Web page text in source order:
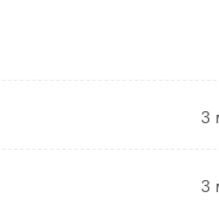
3
3